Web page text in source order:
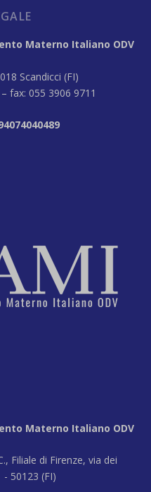
Materno Italiano ODV
Scandicci (FI)
– fax: 055 3906 9711
Materno Italiano ODV
Filiale di Firenze, via dei
50123 (FI)